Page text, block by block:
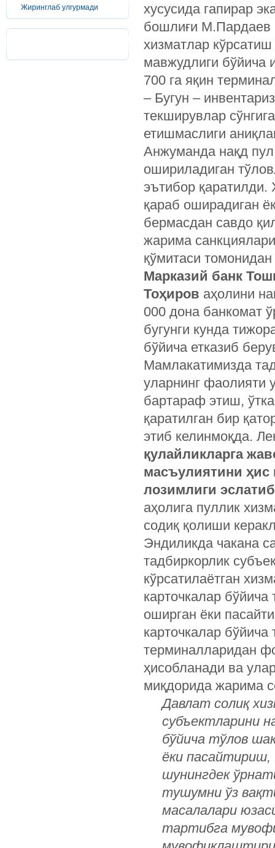
Жиринглаб улгурмади
хусусида гапирар
бошлиғи ­М.Пардаев
хизматлар
мавжудлиги бўйича
700 га яқин
– Бугун –
текширувлар
етишмаслиги
Анжуманда нақд пул
ошириладиган
эътибор қаратилди.
қараб оширадиган
бермасдан савдо
жарима
қўмитаси
Марказий банк
Тоҳиров аҳолини
000 дона банкомат
бугунги кунда
бўйича етказиб
Мамлакатимизда
уларнинг фаолияти
бартараф этиш,
қаратилган бир
этиб келинмоқда.
қулайликларга
масъулиятини
лозимлиги
аҳолига пуллик
содиқ қолиши
Эндиликда чакана
тадбиркорлик
кўрсатилаётган
карточкалар
оширган ёки
карточкалар
терминалларидан
ҳисобланади ва
миқдорида жарима
Давлат солиқ
субъектларини
бўйича тўлов
ёки
шунингдек
тушумни ўз
масалалари
тартибга